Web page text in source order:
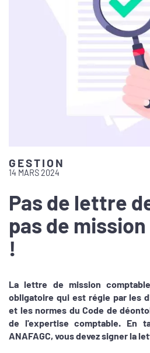
GESTION
14 MARS 2024
Pas de lettre
pas de
!
La lettre de mission
obligatoire qui est régie par les
et les normes du Code de
de l'expertise comptable. En
ANAFAGC, vous devez signer la